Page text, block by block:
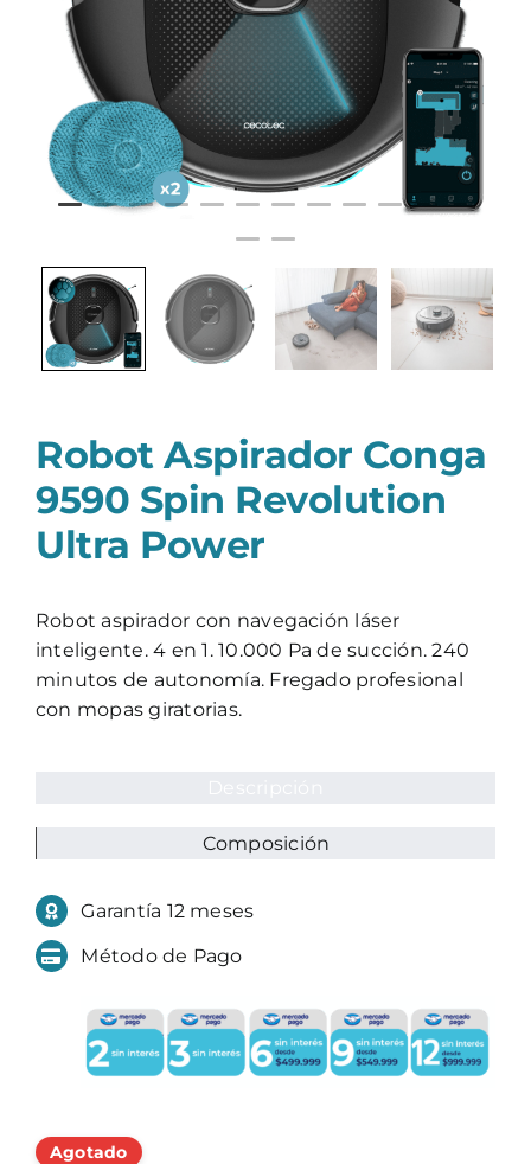
Robot Aspirador Conga
9590 Spin Revolution
Ultra Power
Robot aspirador con navegación láser
inteligente. 4 en 1. 10.000 Pa de succión. 240
minutos de autonomía. Fregado profesional
con mopas giratorias.
Composición
Garantía 12 meses
Método de Pago